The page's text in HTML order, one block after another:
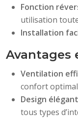
Fonction
utilisation toute
Installation
Avantages
Ventilation
confort
Design
tous types